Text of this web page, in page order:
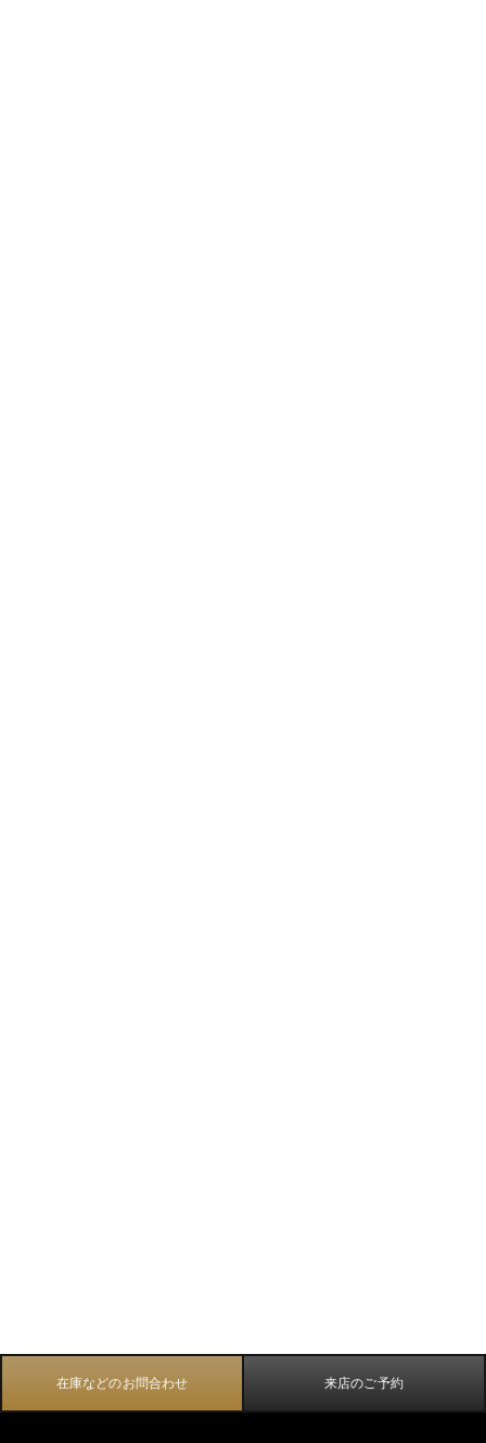
在庫などのお問合わせ 来店のご予約